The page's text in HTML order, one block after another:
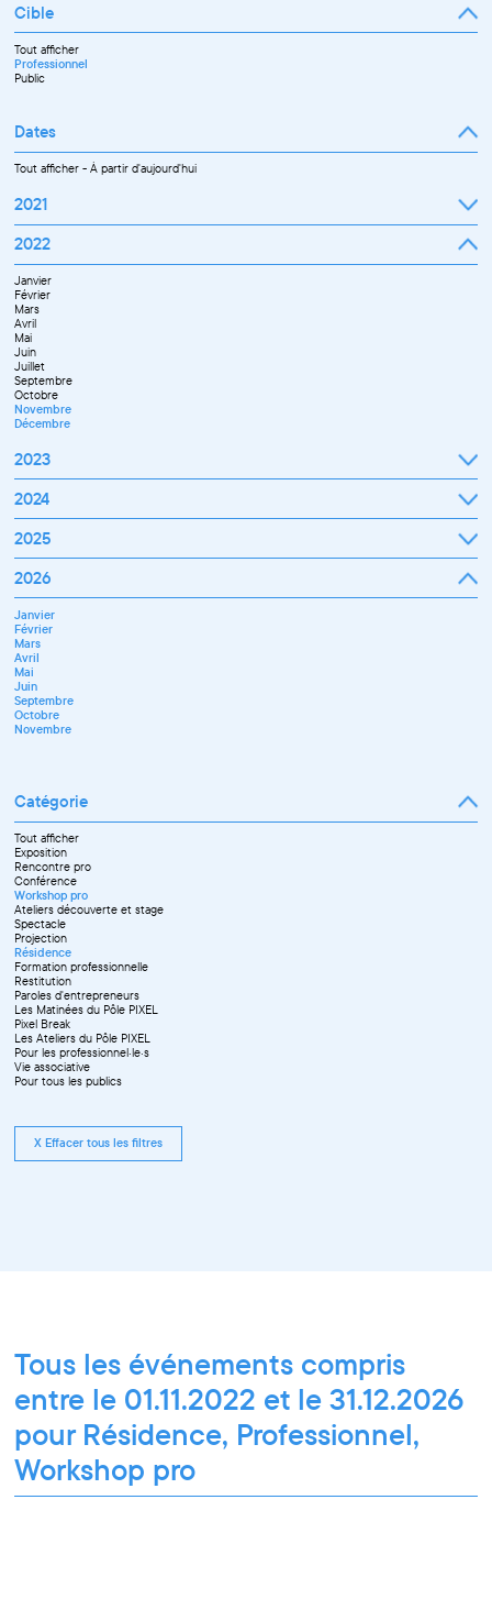
Cible
Tout afficher
Professionnel
Public
Dates
Tout afficher-À partir d'aujourd'hui
2021
Septembre
Novembre
Décembre
2022
Janvier
Février
Mars
Avril
Mai
Juin
Juillet
Septembre
Octobre
Novembre
Décembre
2023
Janvier
Février
Mars
Avril
Septembre
Octobre
Novembre
Décembre
2024
Janvier
Février
Mars
Avril
Juin
Juillet
Septembre
Novembre
Décembre
2025
Janvier
Février
Mars
Avril
Mai
Juin
Juillet
Septembre
Octobre
Novembre
Décembre
2026
Janvier
Février
Mars
Avril
Mai
Juin
Septembre
Octobre
Novembre
Catégorie
Tout afficher
Exposition
Rencontre pro
Conférence
Workshop pro
Ateliers découverte et stage
Spectacle
Projection
Résidence
Formation professionnelle
Restitution
Paroles d'entrepreneurs
Les Matinées du Pôle PIXEL
Pixel Break
Les Ateliers du Pôle PIXEL
Pour les professionnel·le·s
Vie associative
Pour tous les publics
X Effacer tous les filtres
Tous les événements compris
entre le 01.11.2022 et le 31.12.2026
pour Résidence, Professionnel,
Workshop pro